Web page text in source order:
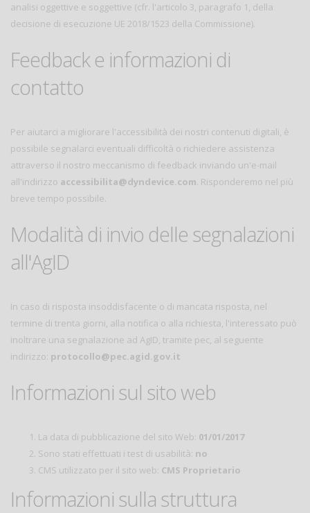
analisi oggettive e soggettive (cfr. l'articolo 3, paragrafo 1, della
decisione di esecuzione UE 2018/1523 della Commissione).
Feedback e informazioni di
contatto
Per aiutarci a migliorare l'accessibilità dei nostri contenuti digitali, è
possibile segnalarci eventuali difficoltà o richiedere assistenza
attraverso il nostro meccanismo di feedback inviando un'e-mail
all'indirizzo accessibilita@dyndevice.com. Risponderemo nel più
breve tempo possibile.
Modalità di invio delle segnalazioni
all'AgID
In caso di risposta insoddisfacente o di mancata risposta, nel
termine di trenta giorni, alla notifica o alla richiesta, l'interessato può
inoltrare una segnalazione ad AgID, tramite pec, al seguente
indirizzo: protocollo@pec.agid.gov.it
Informazioni sul sito web
La data di pubblicazione del sito Web: 01/01/2017
Sono stati effettuati i test di usabilità: no
CMS utilizzato per il sito web: CMS Proprietario
Informazioni sulla struttura